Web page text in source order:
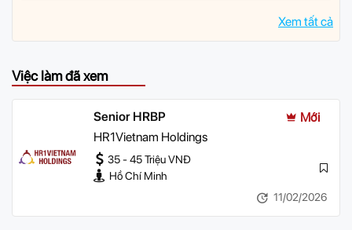
Xem tất cả
Việc làm đã xem
Senior HRBP
Mới
HR1Vietnam Holdings
35 - 45 Triệu VNĐ
Hồ Chí Minh
11/02/2026